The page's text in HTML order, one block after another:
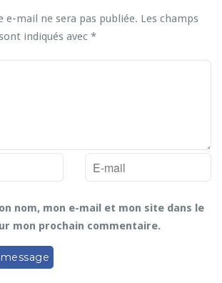
e-mail ne sera pas publiée. Les champs
indiqués avec *
nom, mon e-mail et mon site dans le
mon prochain commentaire.